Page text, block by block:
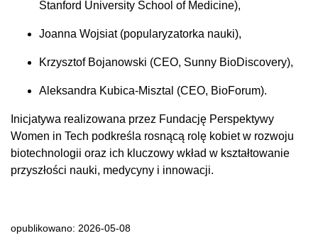
Stanford University School of Medicine),
Joanna Wojsiat (popularyzatorka nauki),
Krzysztof Bojanowski (CEO, Sunny BioDiscovery),
Aleksandra Kubica-Misztal (CEO, BioForum).
Inicjatywa realizowana przez Fundację Perspektywy
Women in Tech podkreśla rosnącą rolę kobiet w rozwoju
biotechnologii oraz ich kluczowy wkład w kształtowanie
przyszłości nauki, medycyny i innowacji.
opublikowano: 2026-05-08